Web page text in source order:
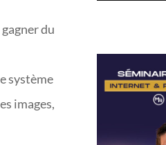
du
système
images,